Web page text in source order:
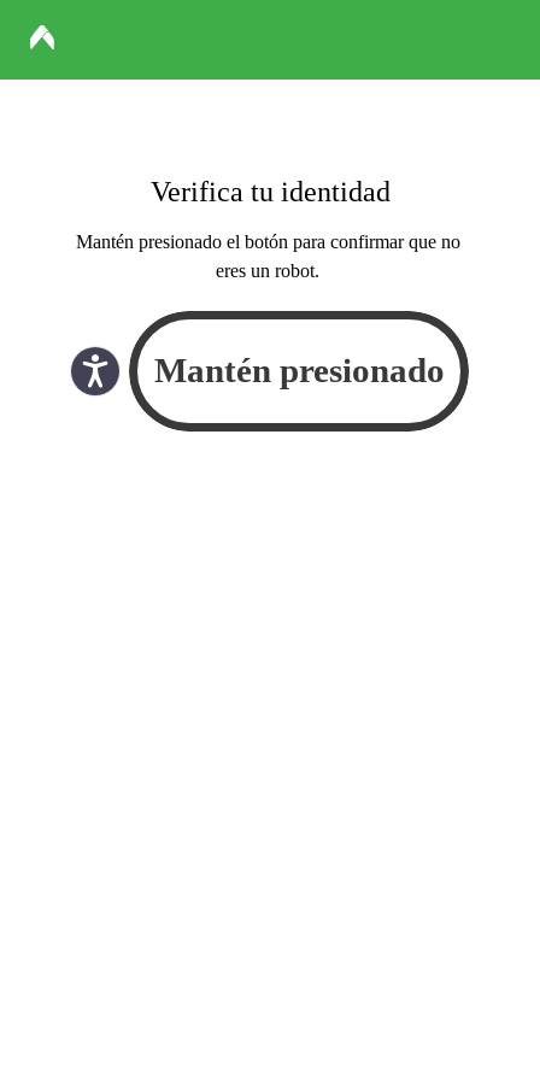
Verifica tu identidad
Mantén presionado el botón para confirmar que no
eres un robot.